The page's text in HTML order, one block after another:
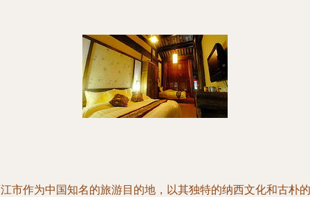
市作为中国知名的旅游目的地，以其独特的纳西文化和古朴的